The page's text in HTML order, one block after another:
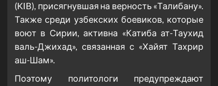
(KIB), присягнувшая на верность «Талибану».
Также среди узбекских боевиков, которые
воют в Сирии, активна «Катиба ат-Таухид
валь-Джихад», связанная с «Хайят Тахрир
аш-Шам».
Поэтому политологи предупреждают